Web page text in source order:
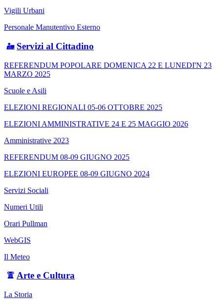
Vigili Urbani
Personale Manutentivo Esterno
Servizi al Cittadino
REFERENDUM POPOLARE DOMENICA 22 E LUNEDI'N 23
MARZO 2025
Scuole e Asili
ELEZIONI REGIONALI 05-06 OTTOBRE 2025
ELEZIONI AMMINISTRATIVE 24 E 25 MAGGIO 2026
Amministrative 2023
REFERENDUM 08-09 GIUGNO 2025
ELEZIONI EUROPEE 08-09 GIUGNO 2024
Servizi Sociali
Numeri Utili
Orari Pullman
WebGIS
Il Meteo
Arte e Cultura
La Storia